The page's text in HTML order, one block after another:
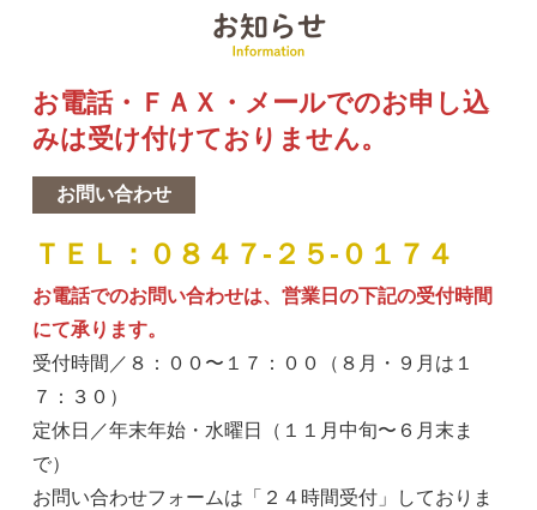
お電話・ＦＡＸ・メールでのお申し込
みは受け付けておりません。
お問い合わせ
ＴＥＬ：０８４７-２５-０１７４
お電話でのお問い合わせは、営業日の下記の受付時間
にて承ります。
受付時間／８：００〜１７：００（８月・９月は１
７：３０）
定休日／年末年始・水曜日（１１月中旬〜６月末ま
で）
お問い合わせフォームは「 ２４ 時間受付」しておりま